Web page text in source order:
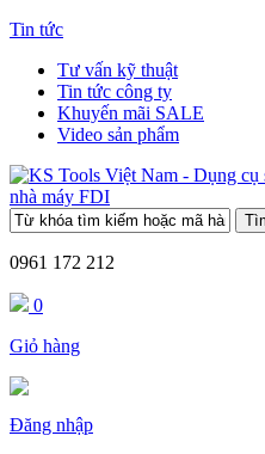
Tin tức
Tư vấn kỹ thuật
Tin tức công ty
Khuyến mãi SALE
Video sản phẩm
0961 172 212
0
Giỏ hàng
Đăng nhập